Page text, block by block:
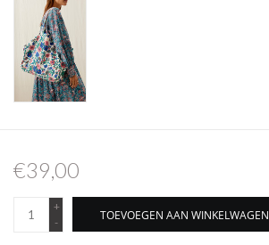
€39,00
+
-
TOEVOEGEN AAN WINKELWAGEN